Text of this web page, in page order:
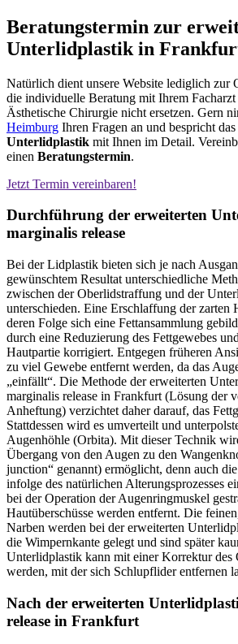
Beratungstermin zur
Unterlidplastik in
Natürlich dient unsere Website lediglich zur
die individuelle Beratung mit Ihrem Facharzt
Ästhetische Chirurgie nicht ersetzen. Gern
Heimburg Ihren Fragen an und bespricht
Unterlidplastik mit Ihnen im Detail.
einen Beratungstermin.
Jetzt Termin vereinbaren!
Durchführung der erweiterten
marginalis release
Bei der Lidplastik bieten sich je nach
gewünschtem Resultat unterschiedliche
zwischen der Oberlidstraffung und der
unterschieden. Eine Erschlaffung der zarten
deren Folge sich eine Fettansammlung
durch eine Reduzierung des Fettgewebes
Hautpartie korrigiert. Entgegen früheren
zu viel Gewebe entfernt werden, da das
„einfällt“. Die Methode der erweiterten
marginalis release in Frankfurt (Lösung der
Anheftung) verzichtet daher darauf, das
Stattdessen wird es umverteilt und
Augenhöhle (Orbita). Mit dieser Technik
Übergang von den Augen zu den
junction“ genannt) ermöglicht, denn auch
infolge des natürlichen Alterungsprozesses
bei der Operation der Augenringmuskel
Hautüberschüsse werden entfernt. Die
Narben werden bei der erweiterten
die Wimpernkante gelegt und sind später
Unterlidplastik kann mit einer Korrektur des
werden, mit der sich Schlupflider entfernen
Nach der erweiterten
release in Frankfurt